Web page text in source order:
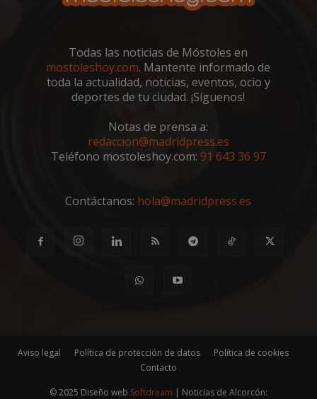
Todas las noticias de Móstoles en
mostoleshoy.com. Mantente informado de
toda la actualidad, noticias, eventos, ocio y
deportes de tu ciudad. ¡Síguenos!
Notas de prensa a:
redaccion@madridpress.es
Teléfono mostoleshoy.com: 91 643 36 97
Contáctanos: hola@madridpress.es
Aviso legal Política de protección de datos
Política de cookies
Contacto
© 2025 Diseño web Softdream | Noticias de Alcorcón:
msToken .tiktok.com